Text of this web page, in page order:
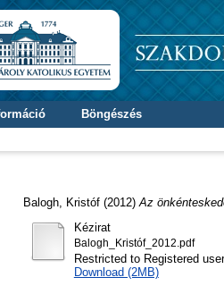
Böngészés
Balogh, Kristóf (2012) Az
Kézirat
Balogh_Kristóf_2012.pdf
Restricted to Registered
Download (2MB)